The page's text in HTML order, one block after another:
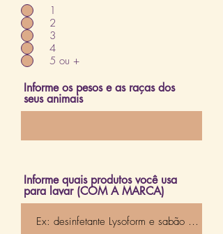
1
2
3
4
5 ou +
Informe os pesos e as raças dos
seus animais
Informe quais produtos você usa
para lavar (COM A MARCA)